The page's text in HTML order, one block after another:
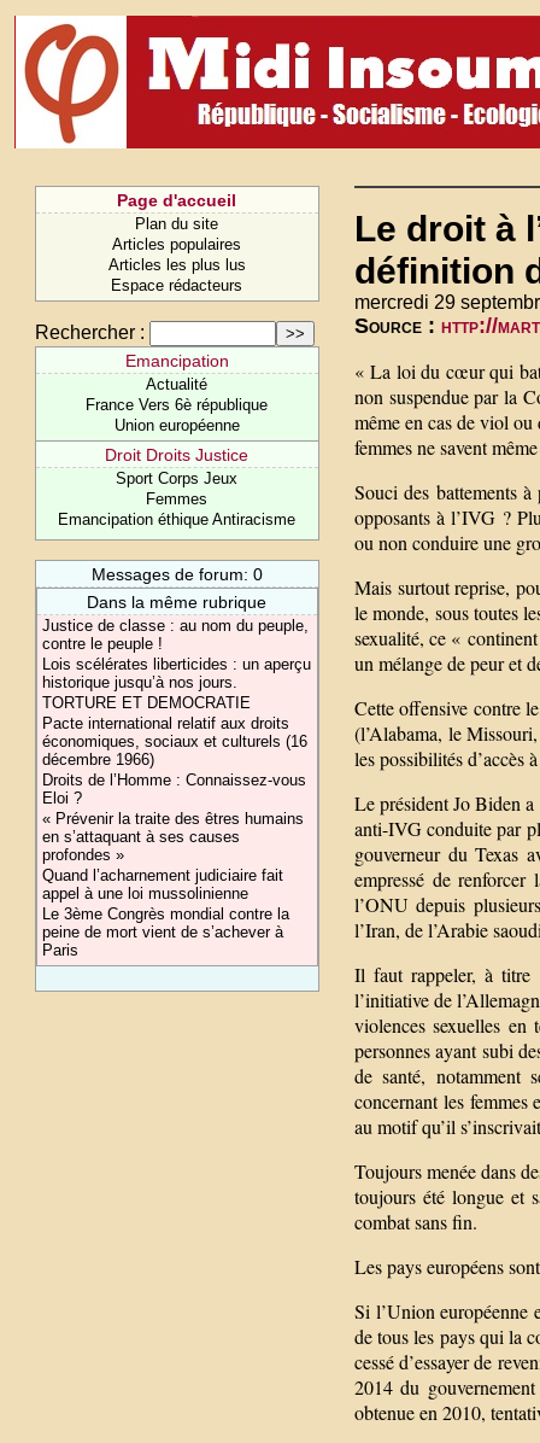
Page d'accueil
Plan du site
Articles populaires
Articles les plus lus
Espace rédacteurs
Rechercher :
Emancipation
Actualité
France Vers 6è république
Union européenne
Droit Droits Justice
Sport Corps Jeux
Femmes
Emancipation éthique Antiracisme
Messages de forum: 0
Dans la même rubrique
Justice de classe : au nom du peuple,
contre le peuple !
Lois scélérates liberticides : un aperçu
historique jusqu’à nos jours.
TORTURE ET DEMOCRATIE
Pacte international relatif aux droits
économiques, sociaux et culturels (16
décembre 1966)
Droits de l’Homme : Connaissez-vous
Eloi ?
« Prévenir la traite des êtres humains
en s’attaquant à ses causes
profondes »
Quand l’acharnement judiciaire fait
appel à une loi mussolinienne
Le 3ème Congrès mondial contre la
peine de mort vient de s’achever à
Paris
Le droit à
définition
mercredi 29
Source : http://
« La loi du cœur qui
non suspendue par la
même en cas de viol ou
femmes ne savent
Souci des battements
opposants à l’IVG ?
ou non conduire une
Mais surtout reprise,
le monde, sous toutes
sexualité, ce «
un mélange de peur et
Cette offensive contre
(l’Alabama, le
les possibilités d’accès
Le président Jo Biden a
anti-IVG conduite par
gouverneur du Texas
empressé de
l’ONU depuis
l’Iran, de l’Arabie
Il faut rappeler, à titre
l’initiative de
violences sexuelles
personnes ayant subi
de santé, notamment
concernant les femmes
au motif qu’il
Toujours menée dans
toujours été longue et
combat sans fin.
Les pays européens
Si l’Union européenne
de tous les pays qui la
cessé d’essayer de
2014 du
obtenue en 2010,